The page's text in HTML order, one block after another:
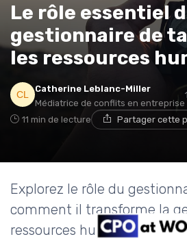
Le rôle essentiel
gestionnaire de
les ressources
Catherine Leblanc-Miller
Médiatrice de conflits en entreprise
11 min de lecture Partager cette
Explorez le rôle du
comment il transforme la
ressources humaines à